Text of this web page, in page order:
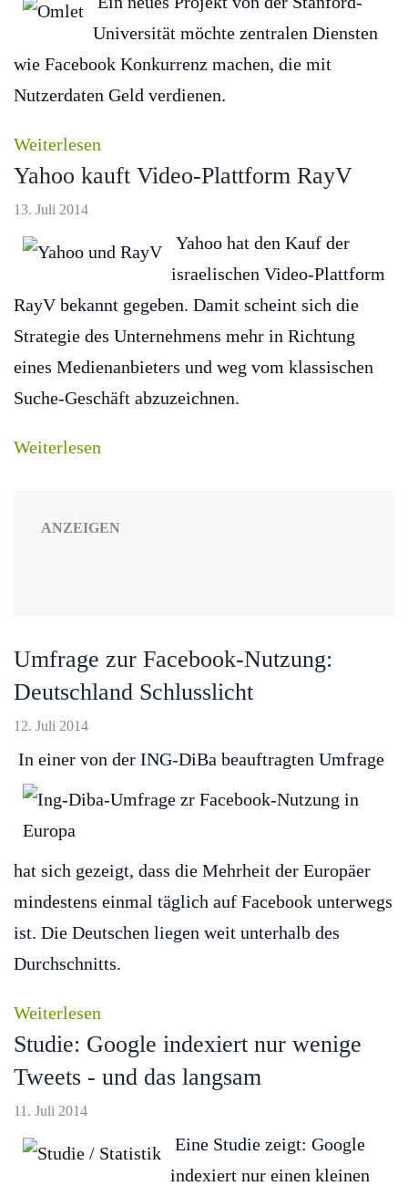
Universität möchte zentralen Diensten
wie Facebook Konkurrenz machen, die mit
Nutzerdaten Geld verdienen.
Weiterlesen
Yahoo kauft Video-Plattform RayV
13. Juli 2014
Yahoo hat den Kauf der
israelischen Video-Plattform
RayV bekannt gegeben. Damit scheint sich die
Strategie des Unternehmens mehr in Richtung
eines Medienanbieters und weg vom klassischen
Suche-Geschäft abzuzeichnen.
Weiterlesen
ANZEIGEN
Umfrage zur Facebook-Nutzung:
Deutschland Schlusslicht
12. Juli 2014
In einer von der ING-DiBa beauftragten Umfrage
hat sich gezeigt, dass die Mehrheit der Europäer
mindestens einmal täglich auf Facebook unterwegs
ist. Die Deutschen liegen weit unterhalb des
Durchschnitts.
Weiterlesen
Studie: Google indexiert nur wenige
Tweets - und das langsam
11. Juli 2014
Eine Studie zeigt: Google
indexiert nur einen kleinen